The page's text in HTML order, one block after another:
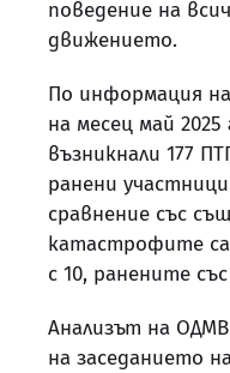
поведение на
движението.
По информация
на месец май
възникнали 177
ранени
сравнение със
катастрофите са
с 10, ранените със
Анализът на
на заседанието